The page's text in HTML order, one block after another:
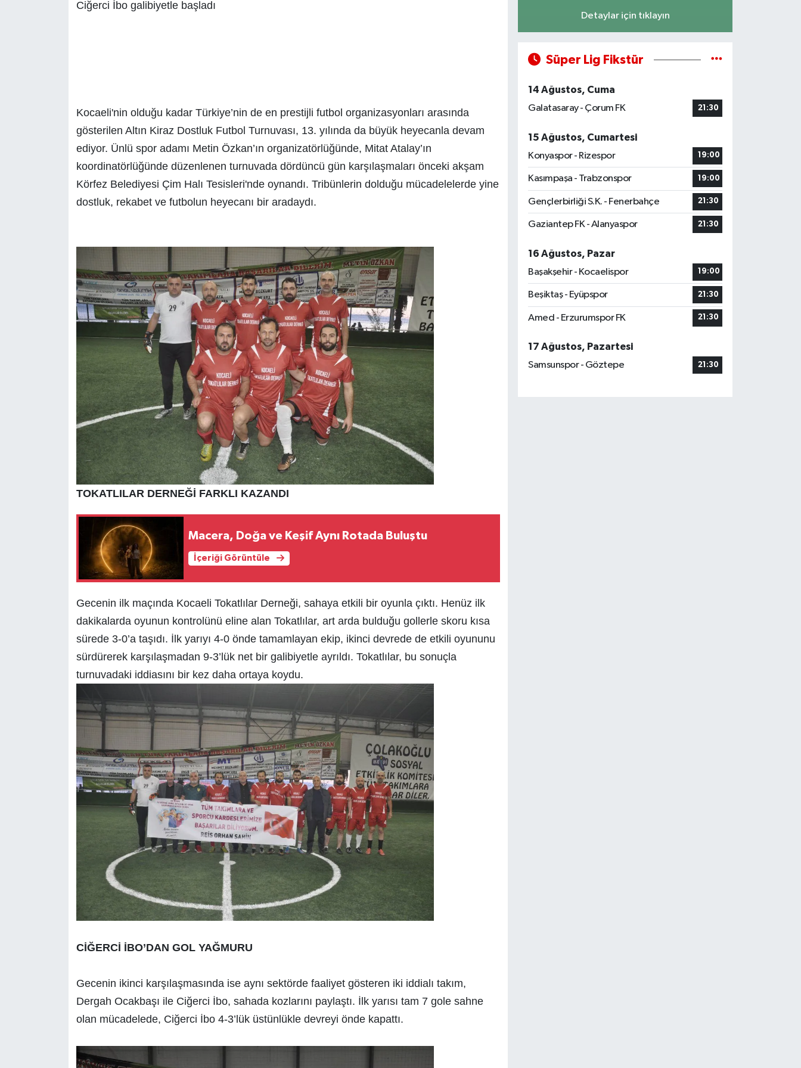
Ciğerci İbo galibiyetle başladı
Kocaeli'nin olduğu kadar Türkiye’nin de en prestijli futbol organizasyonları arasında
gösterilen Altın Kiraz Dostluk Futbol Turnuvası, 13. yılında da büyük heyecanla devam
ediyor. Ünlü spor adamı Metin Özkan’ın organizatörlüğünde, Mitat Atalay’ın
koordinatörlüğünde düzenlenen turnuvada dördüncü gün karşılaşmaları önceki akşam
Körfez Belediyesi Çim Halı Tesisleri'nde oynandı. Tribünlerin dolduğu mücadelelerde yine
dostluk, rekabet ve futbolun heyecanı bir aradaydı.
TOKATLILAR DERNEĞİ FARKLI KAZANDI
Macera, Doğa ve Keşif Aynı Rotada Buluştu
İçeriği Görüntüle
Gecenin ilk maçında Kocaeli Tokatlılar Derneği, sahaya etkili bir oyunla çıktı. Henüz ilk
dakikalarda oyunun kontrolünü eline alan Tokatlılar, art arda bulduğu gollerle skoru kısa
sürede 3-0’a taşıdı. İlk yarıyı 4-0 önde tamamlayan ekip, ikinci devrede de etkili oyununu
sürdürerek karşılaşmadan 9-3’lük net bir galibiyetle ayrıldı. Tokatlılar, bu sonuçla
turnuvadaki iddiasını bir kez daha ortaya koydu.
CİĞERCİ İBO’DAN GOL YAĞMURU
Gecenin ikinci karşılaşmasında ise aynı sektörde faaliyet gösteren iki iddialı takım,
Dergah Ocakbaşı ile Ciğerci İbo, sahada kozlarını paylaştı. İlk yarısı tam 7 gole sahne
olan mücadelede, Ciğerci İbo 4-3’lük üstünlükle devreyi önde kapattı.
Detaylar için tıklayın
Süper Lig Fikstür
14 Ağustos, Cuma
Galatasaray - Çorum FK
21:30
15 Ağustos, Cumartesi
Konyaspor - Rizespor
19:00
Kasımpaşa - Trabzonspor 19:00
Gençlerbirliği S.K. - Fenerbahçe 21:30
Gaziantep FK - Alanyaspor 21:30
16 Ağustos, Pazar
Başakşehir - Kocaelispor
19:00
Beşiktaş - Eyüpspor 21:30
Amed - Erzurumspor FK 21:30
17 Ağustos, Pazartesi
Samsunspor - Göztepe
21:30